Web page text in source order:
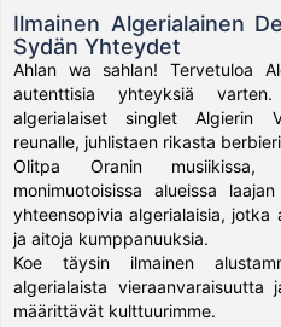
Ilmainen Algerialainen
Sydän Yhteydet
Ahlan wa sahlan! Tervetuloa
autenttisia yhteyksiä
algerialaiset singlet Algierin
reunalle, juhlistaen rikasta
Olitpa Oranin musiikissa,
monimuotoisissa alueissa
yhteensopivia algerialaisia,
ja aitoja kumppanuuksia.
Koe täysin ilmainen
algerialaista
määrittävät kulttuurimme.